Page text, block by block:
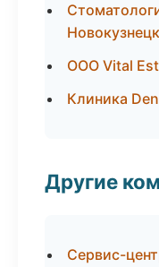
Новокузнецк
ООО Vital
Клиника
Другие
Сервис-